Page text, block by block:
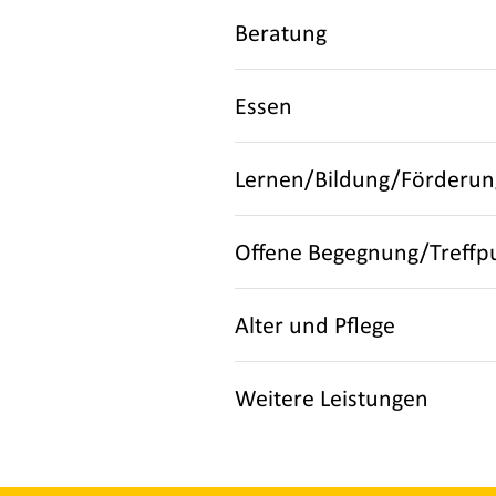
Beratung
Essen
Lernen/Bildung/
Offene Begegnung/
Alter und Pflege
Weitere Leistungen